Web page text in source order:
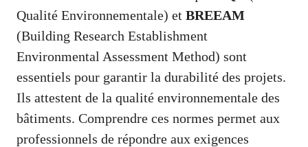
Qualité Environnementale) et BREEAM
(Building Research Establishment
Environmental Assessment Method) sont
essentiels pour garantir la durabilité des projets.
Ils attestent de la qualité environnementale des
bâtiments. Comprendre ces normes permet aux
professionnels de répondre aux exigences